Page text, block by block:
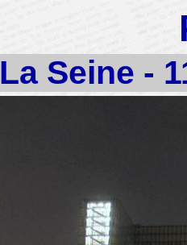
La Seine -